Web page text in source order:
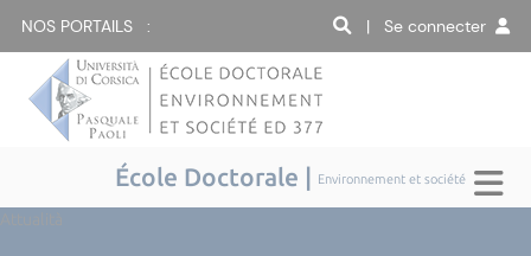
NOS PORTAILS : | Se connecter
École Doctorale | Environnement et société